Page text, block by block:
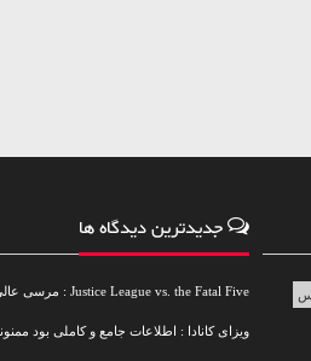
جدیدترین دیدگاه ها
Justice League vs. the Fatal Five : مرسی عالی بود استاد...
ویزای کانادا : اطلاعات جامع و کاملی بود